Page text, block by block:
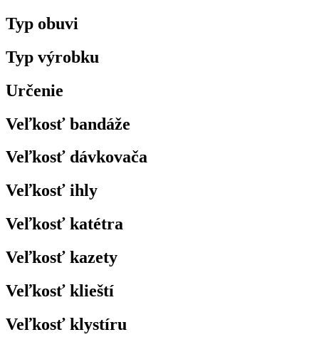
Typ obuvi
Typ výrobku
Určenie
Veľkosť bandáže
Veľkosť dávkovača
Veľkosť ihly
Veľkosť katétra
Veľkosť kazety
Veľkosť klieští
Veľkosť klystíru